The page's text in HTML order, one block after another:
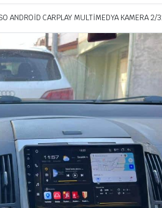
ANDROİD CARPLAY MULTİMEDYA KAMERA 2/